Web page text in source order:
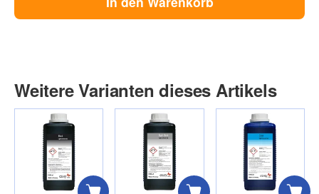
Weitere Varianten dieses Artikels